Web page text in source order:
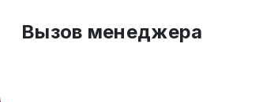
Вызов менеджера